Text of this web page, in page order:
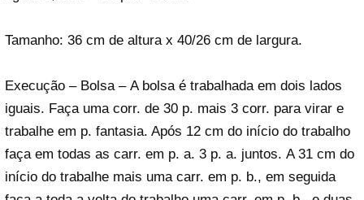
Tamanho: 36 cm de altura x 40/26 cm de largura.
Execução – Bolsa – A bolsa é trabalhada em dois lados
iguais. Faça uma corr. de 30 p. mais 3 corr. para virar e
trabalhe em p. fantasia. Após 12 cm do início do trabalho
faça em todas as carr. em p. a. 3 p. a. juntos. A 31 cm do
início do trabalhe mais uma carr. em p. b., em seguida